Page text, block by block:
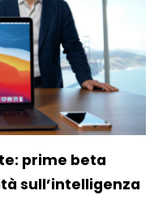
prime beta
sull’intelligenza